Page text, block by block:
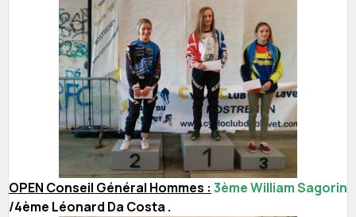
OPEN Conseil Général Hommes : 3ème William Sagorin
/4ème Léonard Da Costa .